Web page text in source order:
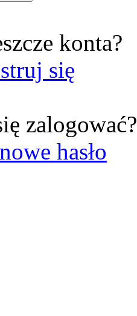
konta?
się
zalogować?
hasło